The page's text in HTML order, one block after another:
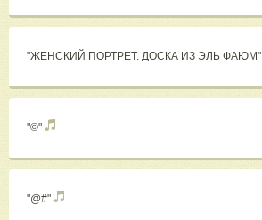
"ЖЕНСКИЙ ПОРТРЕТ. ДОСКА ИЗ ЭЛЬ ФАЮМ"
"©"
"@#"